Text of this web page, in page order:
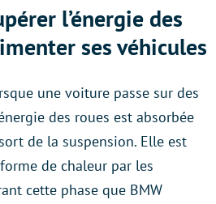
l’énergie des
ses véhicules
une voiture passe sur des
des roues est absorbée
de la suspension. Elle est
de chaleur par les
cette phase que BMW